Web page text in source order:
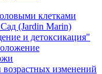
клетками
(Jardin Marin)
и детоксикация"
изменений